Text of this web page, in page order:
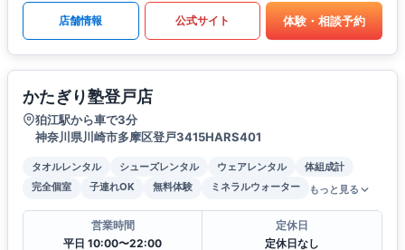
店舗情報 公式サイト 体験・相談予約
かたぎり塾登戸店
狛江駅から車で3分
神奈川県川崎市多摩区登戸3415HARS401
タオルレンタル シューズレンタル ウェアレンタル
体組成計
完全個室
子連れOK 無料体験 ミネラルウォーター もっと見る
営業時間
平日 10:00〜22:00
定休日
定休日なし